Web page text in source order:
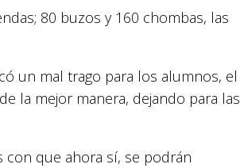
80 buzos y 160 chombas, las
un mal trago para los alumnos, el
la mejor manera, dejando para las
con que ahora sí, se podrán